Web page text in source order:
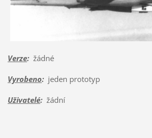
Verze:žádné
Vyrobeno:jeden prototyp
Uživatelé:žádní